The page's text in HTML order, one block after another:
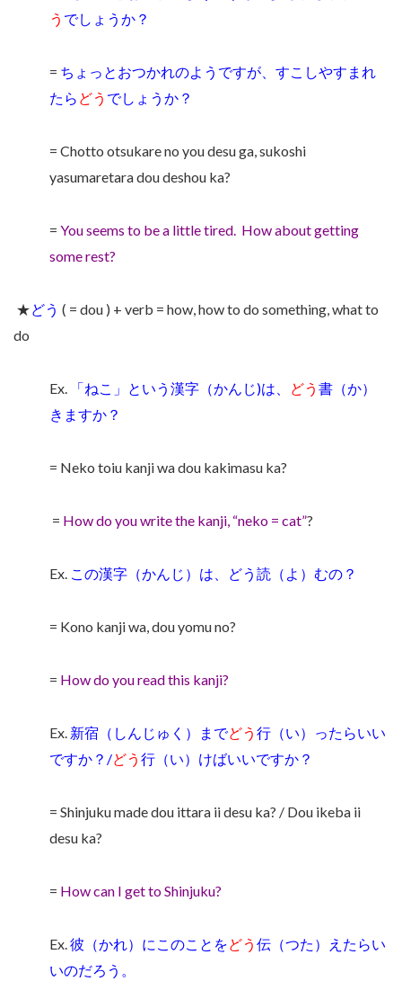
う でしょうか？
= ちょっとおつかれのようですが、すこしやすまれ
たら どう でしょうか？
= Chotto otsukare no you desu ga, sukoshi
yasumaretara dou deshou ka?
= You seems to be a little tired. How about getting
some rest?
★どう ( = dou ) + verb = how, how to do something, what to
do
Ex. 「ねこ」という漢字（かんじ)は、 どう 書（か）
きますか？
= Neko toiu kanji wa dou kakimasu ka?
= How do you write the kanji, “neko = cat”?
Ex. この漢字（かんじ）は、どう読（よ）むの？
= Kono kanji wa, dou yomu no?
= How do you read this kanji?
Ex. 新宿（しんじゅく）までどう 行（い）ったらいい
ですか？/どう 行（い）けばいいですか？
= Shinjuku made dou ittara ii desu ka? / Dou ikeba ii
desu ka?
= How can I get to Shinjuku?
Ex. 彼（かれ）にこのことをどう 伝（つた）えたらい
いのだろう。